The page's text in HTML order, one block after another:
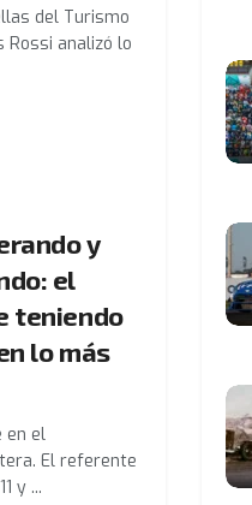
del Turismo
Rossi analizó lo
y
el
teniendo
lo más
en el
El referente
y ...